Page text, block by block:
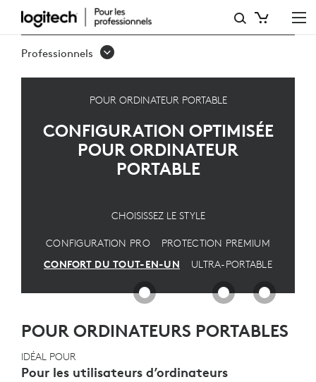
CONFIGURATION
OPTIMISÉE
POUR
ORDINATEUR
PORTABLE
Professionnels
POUR ORDINATEUR PORTABLE
CONFIGURATION OPTIMISÉE
POUR ORDINATEUR
PORTABLE
CHOISISSEZ LE STYLE
CONFIGURATION PRO
PROTECTION PREMIUM
CONFORT DU TOUT-EN-UN
ULTRA-PORTABLE
POUR ORDINATEURS PORTABLES
IDÉAL POUR
Pour les utilisateurs d’ordinateurs